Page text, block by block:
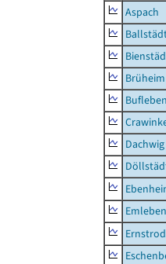
Aspach
Brüheim
Dachwig
Emleben